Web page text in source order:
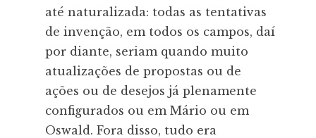
até naturalizada: todas as tentativas
de invenção, em todos os campos, daí
por diante, seriam quando muito
atualizações de propostas ou de
ações ou de desejos já plenamente
configurados ou em Mário ou em
Oswald. Fora disso, tudo era